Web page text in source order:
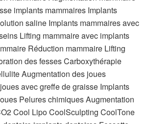
implants mammaires Implants
saline Implants mammaires avec
Lifting mammaire avec implants
Réduction mammaire Lifting
des fesses Carboxythérapie
Augmentation des joues
avec greffe de graisse Implants
Pelures chimiques Augmentation
Cool Lipo CoolSculpting CoolTone